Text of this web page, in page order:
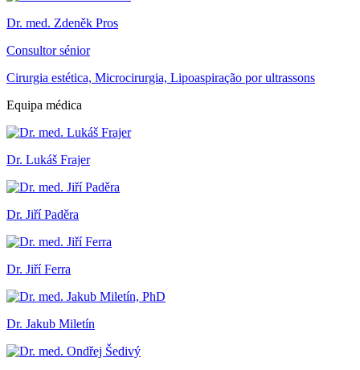
Dr. med. Zdeněk Pros
Consultor sénior
Cirurgia estética, Microcirurgia, Lipoaspiração por ultrassons
Equipa médica
Dr. Lukáš Frajer
Dr. Jiří Paděra
Dr. Jiří Ferra
Dr. Jakub Miletín